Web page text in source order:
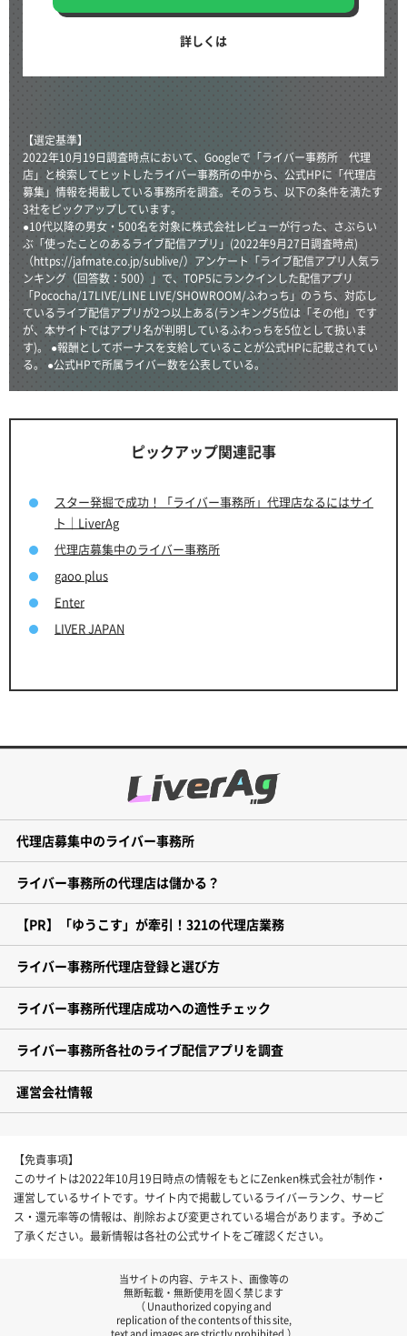
詳しくは
【選定基準】
2022年10月19日調査時点において、Googleで「ライバー事務所 代理
店」と検索してヒットしたライバー事務所の中から、公式HPに「代理店
募集」情報を掲載している事務所を調査。そのうち、以下の条件を満たす
3社をピックアップしています。
●10代以降の男女・500名を対象に株式会社レビューが行った、さぶらい
ぶ「使ったことのあるライブ配信アプリ」(2022年9月27日調査時点)
（https://jafmate.co.jp/sublive/）アンケート「ライブ配信アプリ人気ラ
ンキング（回答数：500）」で、TOP5にランクインした配信アプリ
「Pococha/17LIVE/LINE LIVE/SHOWROOM/ふわっち」のうち、対応し
ているライブ配信アプリが2つ以上ある(ランキング5位は「その他」です
が、本サイトではアプリ名が判明しているふわっちを5位として扱いま
す)。 ●報酬としてボーナスを支給していることが公式HPに記載されてい
る。 ●公式HPで所属ライバー数を公表している。
ピックアップ関連記事
スター発掘で成功！「ライバー事務所」代理店なるにはサイ
ト｜LiverAg
代理店募集中のライバー事務所
gaoo plus
Enter
LIVER JAPAN
代理店募集中のライバー事務所
ライバー事務所の代理店は儲かる？
【PR】「ゆうこす」が牽引！321の代理店業務
ライバー事務所代理店登録と選び方
ライバー事務所代理店成功への適性チェック
ライバー事務所各社のライブ配信アプリを調査
運営会社情報
【免責事項】
このサイトは2022年10月19日時点の情報をもとにZenken株式会社が制作・
運営しているサイトです。サイト内で掲載しているライバーランク、サービ
ス・還元率等の情報は、削除および変更されている場合があります。予めご
了承ください。最新情報は各社の公式サイトをご確認ください。
当サイトの内容、テキスト、画像等の
無断転載・無断使用を固く禁じます
（ Unauthorized copying and
replication of the contents of this site,
text and images are strictly prohibited.）